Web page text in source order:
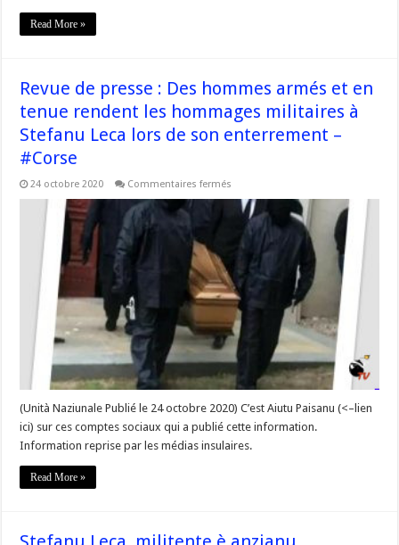
Read More »
Revue de presse : Des hommes armés et en
tenue rendent les hommages militaires à
Stefanu Leca lors de son enterrement –
#Corse
24 octobre 2020 Commentaires fermés
de
presse
hommes
armés
et
en
tenue
rendent
les
hommages
militaires
à
lors
de
son
enterrement
#Corse
(Unità Naziunale Publié le 24 octobre 2020) C’est Aiutu Paisanu (<–lien
ici) sur ces comptes sociaux qui a publié cette information.
Information reprise par les médias insulaires.
Read More »